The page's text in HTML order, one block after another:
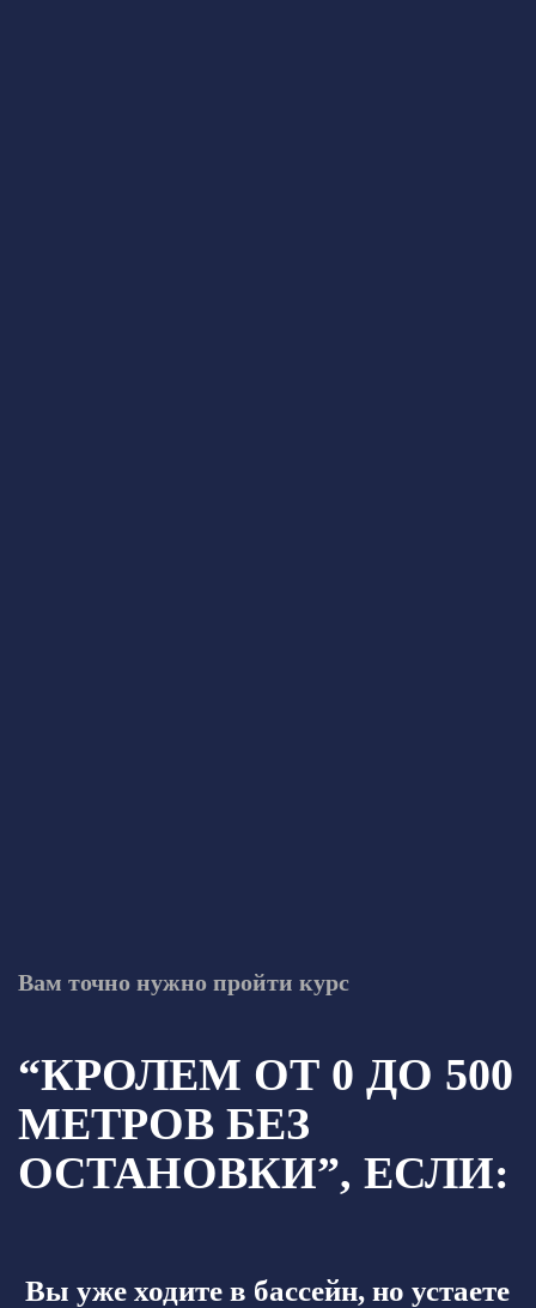
Вам точно нужно пройти курс
“КРОЛЕМ ОТ 0 ДО 500
МЕТРОВ БЕЗ
ОСТАНОВКИ”, ЕСЛИ:
Вы уже ходите в бассейн, но устаете